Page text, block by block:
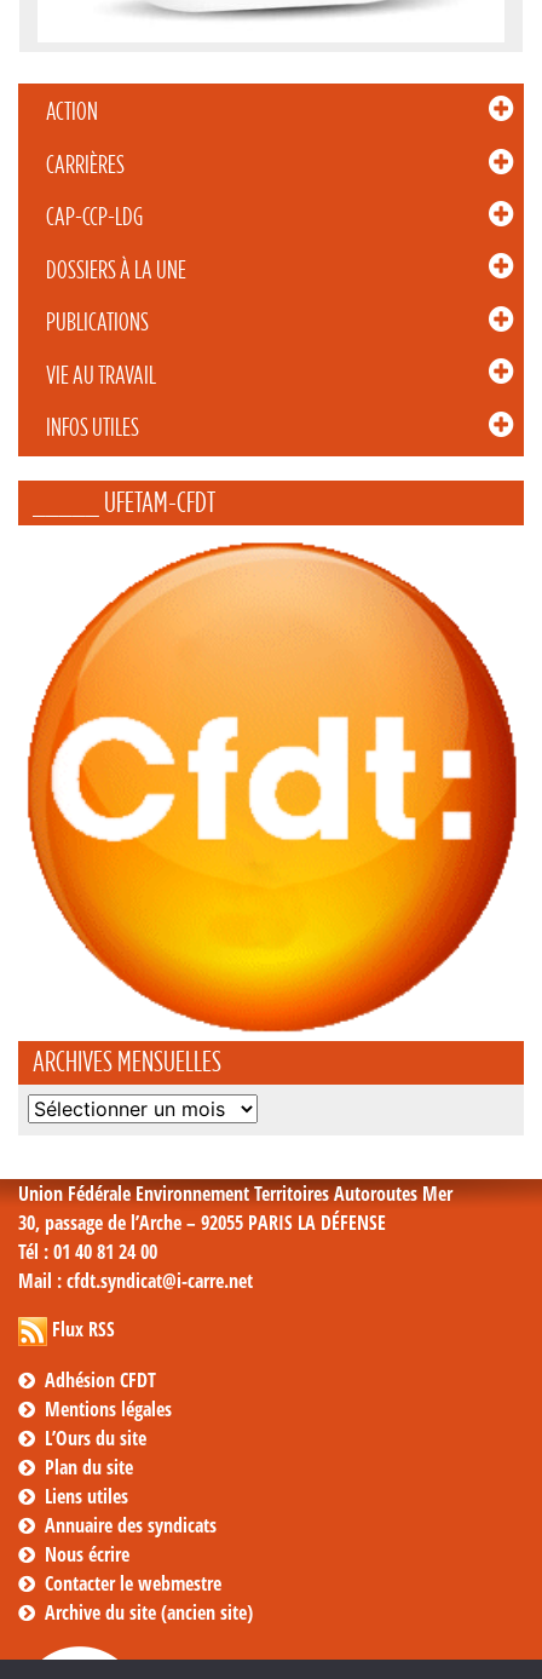
ACTION
CARRIÈRES
CAP-CCP-LDG
DOSSIERS À LA UNE
PUBLICATIONS
VIE AU TRAVAIL
INFOS UTILES
_____ UFETAM-CFDT
ARCHIVES MENSUELLES
Archives
Union Fédérale Environnement Territoires Autoroutes Mer
30, passage de l’Arche – 92055 PARIS LA DÉFENSE
Tél : 01 40 81 24 00
Mail : cfdt.syndicat@i-carre.net
Flux RSS
Adhésion CFDT
Mentions légales
L’Ours du site
Plan du site
Liens utiles
Annuaire des syndicats
Nous écrire
Contacter le webmestre
Archive du site (ancien site)